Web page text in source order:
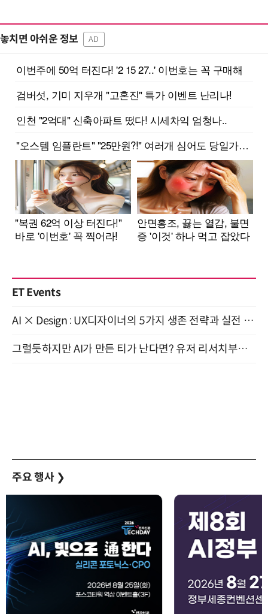
놓치면 아쉬운 정보 AD
ET Events
AI × Design : UX디자이너의 5가지 생존 전략과 실전 대응 8월 28일 개최
그럴듯하지만 AI가 만든 티가 난다면? 유저 리서치부터 배포까지! (9/15)
주요 행사 ❯